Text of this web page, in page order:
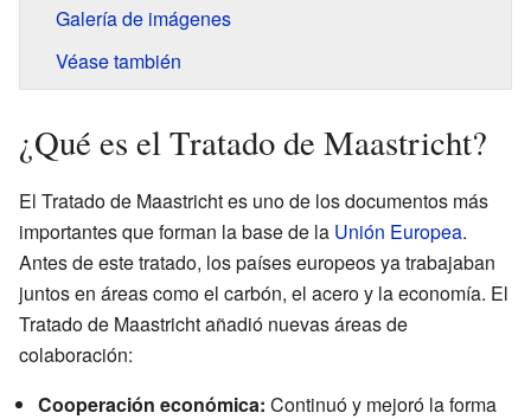
Galería de imágenes
Véase también
¿Qué es el Tratado de Maastricht?
El Tratado de Maastricht es uno de los documentos más
importantes que forman la base de la Unión Europea.
Antes de este tratado, los países europeos ya trabajaban
juntos en áreas como el carbón, el acero y la economía. El
Tratado de Maastricht añadió nuevas áreas de
colaboración:
Cooperación económica: Continuó y mejoró la forma